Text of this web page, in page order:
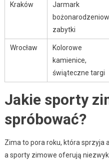
Kraków
Jarmark
zabytki
Wrocław
Kolorowe
kamienice,
świąteczne targi
Jakie sporty
spróbować?
Zima to pora roku, która sprzyja
a sporty zimowe oferują